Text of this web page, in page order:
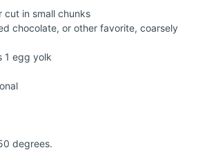
in small chunks
chocolate, or other favorite, coarsely
1 egg yolk
degrees.